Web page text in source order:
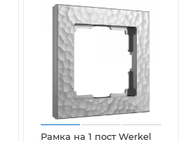
Рамка на 1 пост Werkel